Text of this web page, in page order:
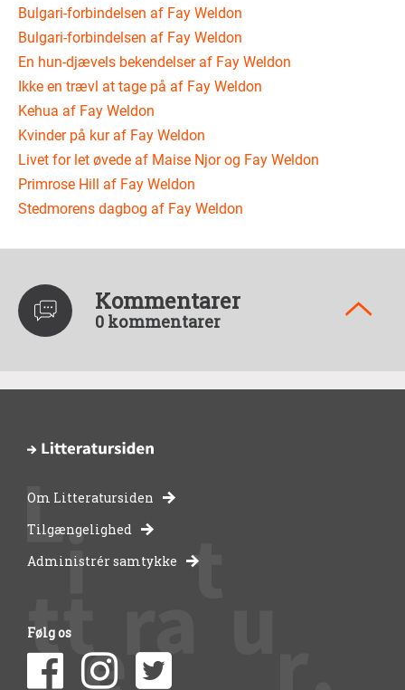
Bulgari-forbindelsen af Fay Weldon
Bulgari-forbindelsen af Fay Weldon
En hun-djævels bekendelser af Fay Weldon
Ikke en trævl at tage på af Fay Weldon
Kehua af Fay Weldon
Kvinder på kur af Fay Weldon
Livet for let øvede af Maise Njor og Fay Weldon
Primrose Hill af Fay Weldon
Stedmorens dagbog af Fay Weldon
Kommentarer
0 kommentarer
-
bibliotekernes
side
om
Om Litteratursiden
Tilgængelighed
Administrér samtykke
Følg os